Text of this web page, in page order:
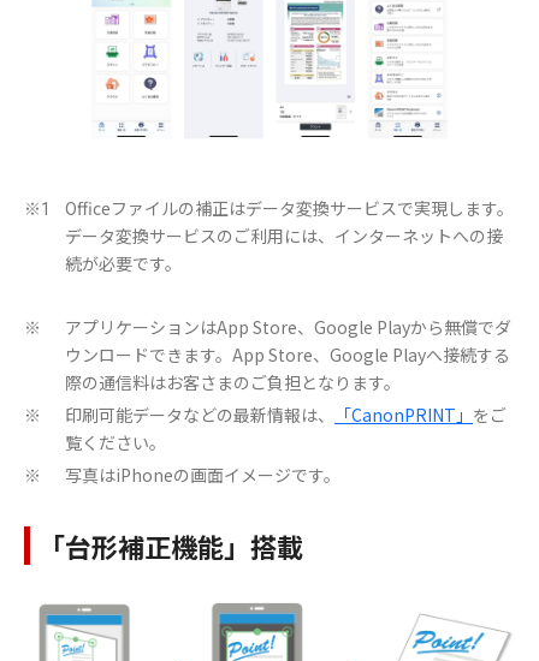
※1
Officeファイルの補正はデータ変換サービスで実現します。
データ変換サービスのご利用には、インターネットへの接
続が必要です。
※
アプリケーションはApp Store、Google Playから無償でダ
ウンロードできます。App Store、Google Playへ接続する
際の通信料はお客さまのご負担となります。
※ 印刷可能データなどの最新情報は、 「CanonPRINT」 をご
覧ください。
※ 写真はiPhoneの画面イメージです。
「台形補正機能」搭載